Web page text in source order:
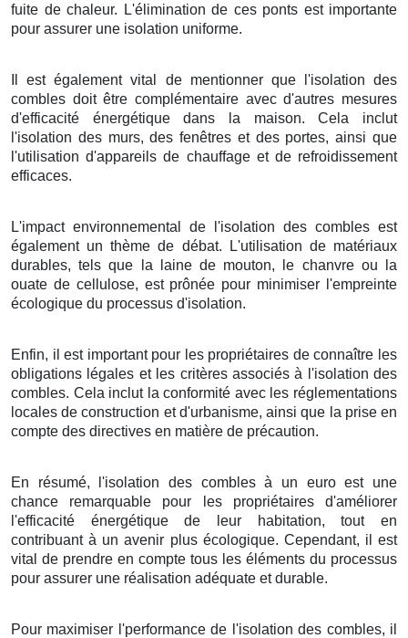
fuite de chaleur. L'élimination de ces ponts est importante
pour assurer une isolation uniforme.
Il est également vital de mentionner que l'isolation des
combles doit être complémentaire avec d'autres mesures
d'efficacité énergétique dans la maison. Cela inclut
l'isolation des murs, des fenêtres et des portes, ainsi que
l'utilisation d'appareils de chauffage et de refroidissement
efficaces.
L'impact environnemental de l'isolation des combles est
également un thème de débat. L'utilisation de matériaux
durables, tels que la laine de mouton, le chanvre ou la
ouate de cellulose, est prônée pour minimiser l'empreinte
écologique du processus d'isolation.
Enfin, il est important pour les propriétaires de connaître les
obligations légales et les critères associés à l'isolation des
combles. Cela inclut la conformité avec les réglementations
locales de construction et d'urbanisme, ainsi que la prise en
compte des directives en matière de précaution.
En résumé, l'isolation des combles à un euro est une
chance remarquable pour les propriétaires d'améliorer
l'efficacité énergétique de leur habitation, tout en
contribuant à un avenir plus écologique. Cependant, il est
vital de prendre en compte tous les éléments du processus
pour assurer une réalisation adéquate et durable.
Pour maximiser l'performance de l'isolation des combles, il